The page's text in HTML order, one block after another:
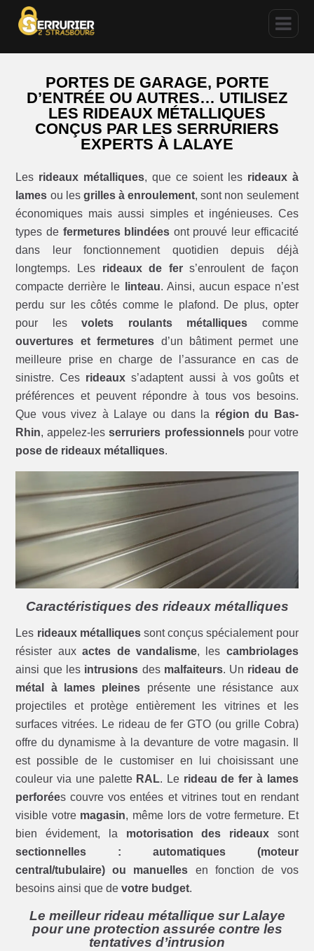
PORTES DE GARAGE, PORTE
D’ENTRÉE OU AUTRES… UTILISEZ
LES RIDEAUX MÉTALLIQUES
CONÇUS PAR LES SERRURIERS
EXPERTS À LALAYE
Les rideaux métalliques, que ce soient les rideaux à
lames ou les grilles à enroulement, sont non seulement
économiques mais aussi simples et ingénieuses. Ces
types de fermetures blindées ont prouvé leur efficacité
dans leur fonctionnement quotidien depuis déjà
longtemps. Les rideaux de fers’enroulent de façon
compacte derrière le
linteau. Ainsi, aucun espace n’est
perdu sur les côtés comme le plafond. De plus, opter
pour lesvolets roulants métalliques comme
ouvertures et fermetures d’un bâtiment permet une
meilleure prise en charge de l’assurance en cas de
sinistre. Ces rideaux s’adaptent aussi à vos goûts et
préférences et peuvent répondre à tous vos besoins.
Que vous vivez à Lalaye ou dans la région du Bas-
Rhin, appelez-lesserruriers professionnelspour votre
pose de rideaux métalliques.
Caractéristiques des rideaux métalliques
Les rideaux métalliquessont conçus spécialement pour
résister auxactes de vandalisme, les cambriolages
ainsi que les intrusions des malfaiteurs. Un rideau de
métal à lames pleines présente une résistance aux
projectiles et protège entièrement les vitrines et les
surfaces vitrées. Le rideau de fer GTO (ou grille Cobra)
offre du dynamisme à la devanture de votre magasin. Il
est possible de le customiser en lui choisissant une
couleur via une palette RAL. Le rideau de fer à lames
perforées couvre vos entées et vitrines tout en rendant
visible votre magasin, même lors de votre fermeture. Et
bien évidement, la motorisation des rideauxsont
sectionnelles : automatiques (moteur
central/tubulaire) ou manuelles en fonction de vos
besoins ainsi que devotre budget.
Le meilleur rideau métallique sur Lalaye
pour une protection assurée contre les
tentatives d’intrusion